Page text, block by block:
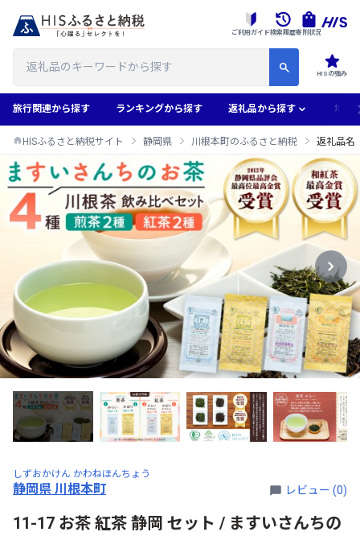
HISの強み
ご利用ガイド検索履歴寄附状況
旅行関連から探す ランキングから探す 返礼品から探す 地域
HISふるさと納税サイト 静岡県 川根本町のふるさと納税 返礼品名
しずおかけん かわねほんちょう
静岡県 川根本町 レビュー (0)
11-17 お茶 紅茶 静岡 セット / ますいさんちの